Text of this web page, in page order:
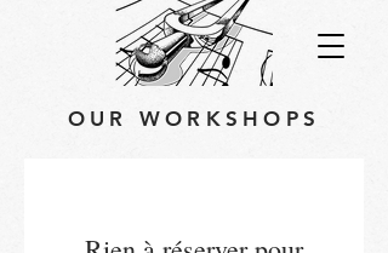
OUR WORKSHOPS